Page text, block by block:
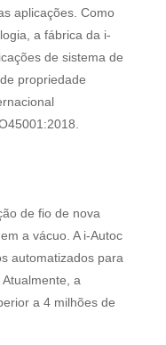
aplicações. Como
a fábrica da i-
de sistema de
propriedade
de fio de nova
a vácuo. A i-Autoc
automatizados para
a
a 4 milhões de